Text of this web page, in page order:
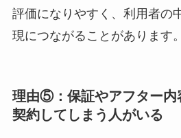
評価になりやすく、利用者の
現につながることがあります。
理由⑤：保証やアフター内
契約してしまう人がいる